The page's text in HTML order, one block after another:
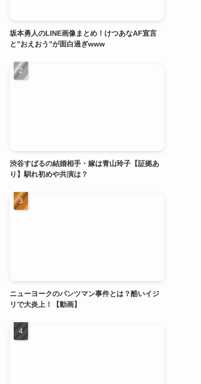
坂本勇人のLINE画像まとめ！けつあなAF宣言
と”おえおう”が面白過ぎwww
渋谷すばるの結婚相手・嫁は青山玲子【証拠あ
り】馴れ初めや共演は？
ニューヨークのパンツマン事件とは？酷いイジ
リで大炎上！【動画】